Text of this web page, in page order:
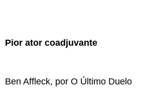
Pior ator coadjuvante
Ben Affleck, por O Último Duelo